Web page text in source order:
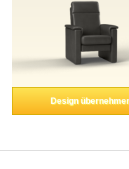
Design